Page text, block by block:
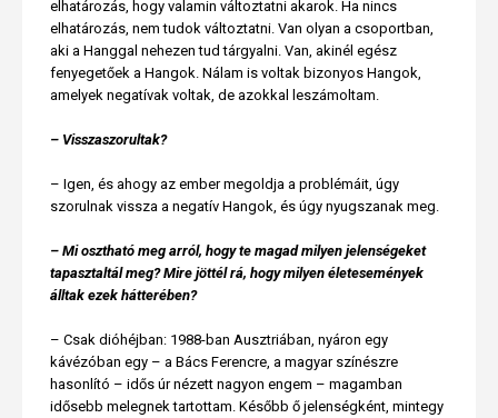
elhatározás, hogy valamin változtatni akarok. Ha nincs
elhatározás, nem tudok változtatni. Van olyan a csoportban,
aki a Hanggal nehezen tud tárgyalni. Van, akinél egész
fenyegetőek a Hangok. Nálam is voltak bizonyos Hangok,
amelyek negatívak voltak, de azokkal leszámoltam.
– Visszaszorultak?
– Igen, és ahogy az ember megoldja a problémáit, úgy
szorulnak vissza a negatív Hangok, és úgy nyugszanak meg.
– Mi osztható meg arról, hogy te magad milyen jelenségeket
tapasztaltál meg? Mire jöttél rá, hogy milyen életesemények
álltak ezek hátterében?
– Csak dióhéjban: 1988-ban Ausztriában, nyáron egy
kávézóban egy – a Bács Ferencre, a magyar színészre
hasonlító – idős úr nézett nagyon engem – magamban
idősebb melegnek tartottam. Később ő jelenségként, mintegy